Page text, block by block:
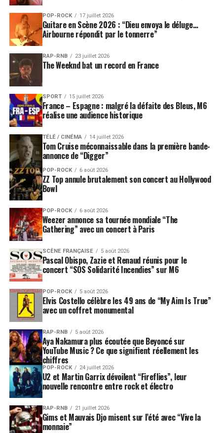
POP-ROCK 17 juillet 2026
Guitare en Scène 2026 : “Dieu envoya le déluge…
Airbourne répondit par le tonnerre”
RAP-RNB 23 juillet 2026
The Weeknd bat un record en France
SPORT 15 juillet 2026
France – Espagne : malgré la défaite des Bleus, M6
réalise une audience historique
TÉLÉ / CINÉMA 14 juillet 2026
Tom Cruise méconnaissable dans la première bande-
annonce de “Digger”
POP-ROCK 6 août 2026
ZZ Top annule brutalement son concert au Hollywood
Bowl
POP-ROCK 6 août 2026
Weezer annonce sa tournée mondiale “The
Gathering” avec un concert à Paris
SCÈNE FRANÇAISE 5 août 2026
Pascal Obispo, Zazie et Renaud réunis pour le
concert “SOS Solidarité Incendies” sur M6
POP-ROCK 5 août 2026
Elvis Costello célèbre les 49 ans de “My Aim Is True”
avec un coffret monumental
RAP-RNB 5 août 2026
Aya Nakamura plus écoutée que Beyoncé sur
YouTube Music ? Ce que signifient réellement les
chiffres
POP-ROCK 24 juillet 2026
U2 et Martin Garrix dévoilent “Fireflies”, leur
nouvelle rencontre entre rock et électro
RAP-RNB 21 juillet 2026
Gims et Mauvais Djo misent sur l’été avec “Vive la
monnaie”